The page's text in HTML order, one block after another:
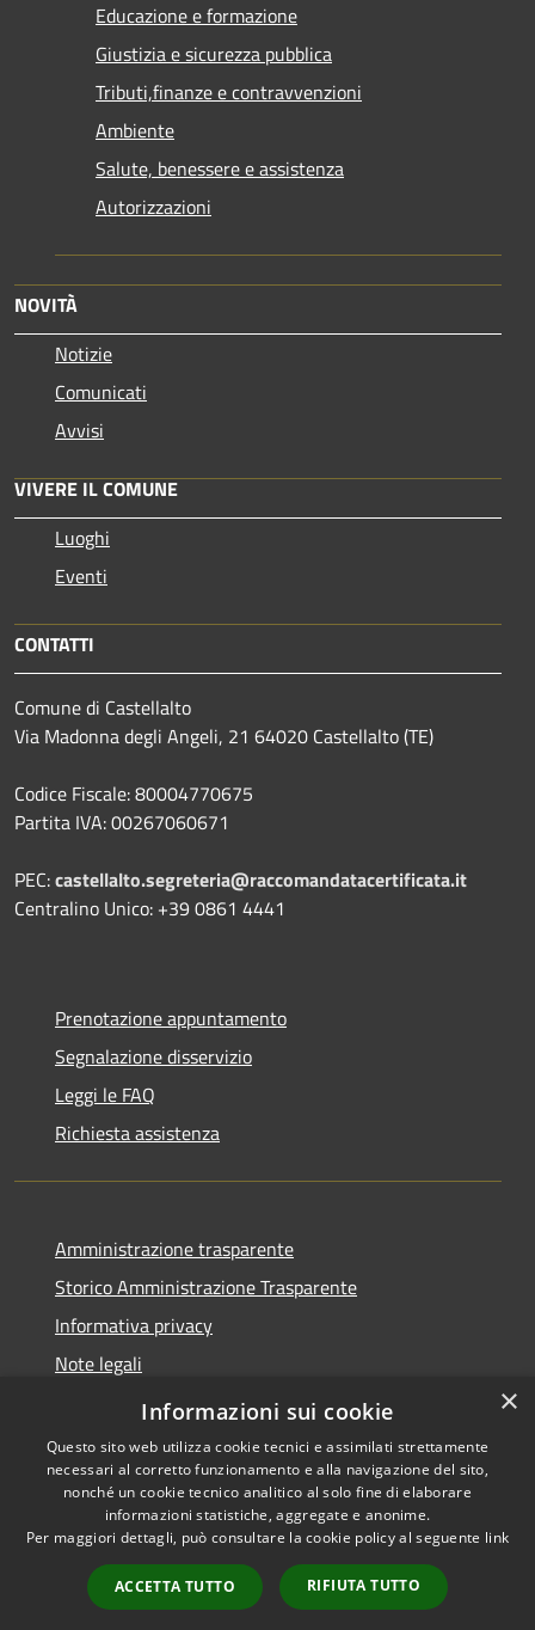
Educazione e formazione
Giustizia e sicurezza pubblica
Tributi,finanze e contravvenzioni
Ambiente
Salute, benessere e assistenza
Autorizzazioni
NOVITÀ
Notizie
Comunicati
Avvisi
VIVERE IL COMUNE
Luoghi
Eventi
CONTATTI
Comune di Castellalto
Via Madonna degli Angeli, 21 64020 Castellalto (TE)
Codice Fiscale: 80004770675
Partita IVA: 00267060671
PEC:castellalto.segreteria@raccomandatacertificata.it
Centralino Unico: +39 0861 4441
Prenotazione appuntamento
Segnalazione disservizio
Leggi le FAQ
Richiesta assistenza
Amministrazione trasparente
Storico Amministrazione Trasparente
Informativa privacy
Note legali
Dichiarazione di accessibilità
Accessibilità
Copyright © 2026 • Comune di
Castellalto • Powered by
Municipium•
Accesso
redazione
×
Informazioni sui cookie
Questo sito web utilizza cookie tecnici e assimilati strettamente
necessari al corretto funzionamento e alla navigazione del sito,
nonché un cookie tecnico analitico al solo fine di elaborare
informazioni statistiche, aggregate e anonime.
Per maggiori dettagli, può consultare la cookie policy al seguente link
ACCETTA TUTTO RIFIUTA TUTTO